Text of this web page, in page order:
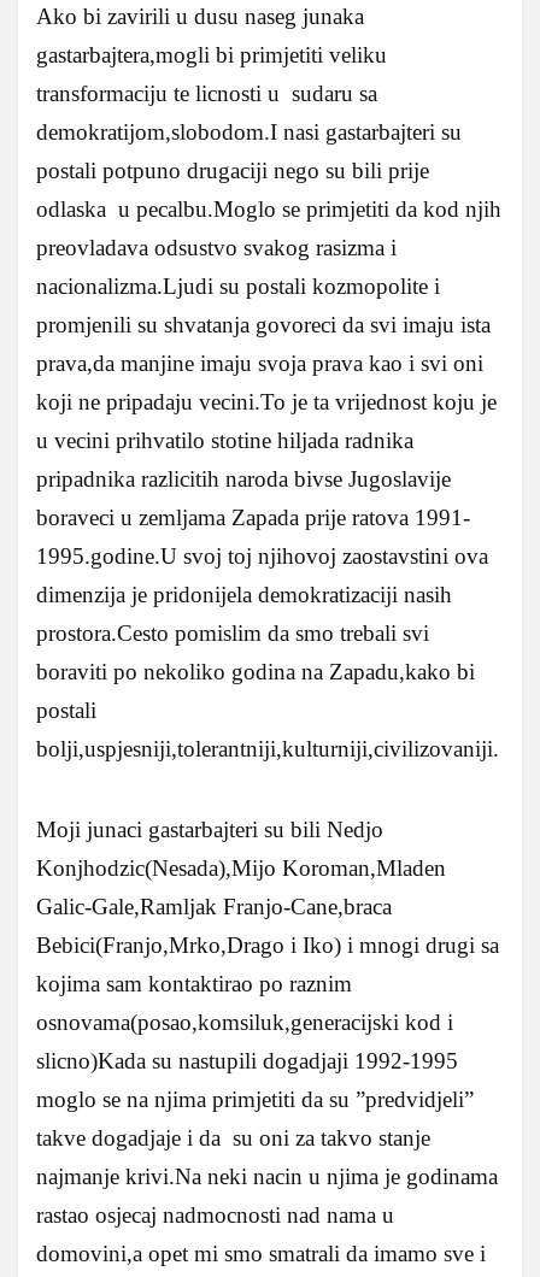
Ako bi zavirili u dusu naseg junaka
gastarbajtera,mogli bi primjetiti veliku
transformaciju te licnosti u sudaru sa
demokratijom,slobodom.I nasi gastarbajteri su
postali potpuno drugaciji nego su bili prije
odlaska u pecalbu.Moglo se primjetiti da kod njih
preovladava odsustvo svakog rasizma i
nacionalizma.Ljudi su postali kozmopolite i
promjenili su shvatanja govoreci da svi imaju ista
prava,da manjine imaju svoja prava kao i svi oni
koji ne pripadaju vecini.To je ta vrijednost koju je
u vecini prihvatilo stotine hiljada radnika
pripadnika razlicitih naroda bivse Jugoslavije
boraveci u zemljama Zapada prije ratova 1991-
1995.godine.U svoj toj njihovoj zaostavstini ova
dimenzija je pridonijela demokratizaciji nasih
prostora.Cesto pomislim da smo trebali svi
boraviti po nekoliko godina na Zapadu,kako bi
postali
bolji,uspjesniji,tolerantniji,kulturniji,civilizovaniji.
Moji junaci gastarbajteri su bili Nedjo
Konjhodzic(Nesada),Mijo Koroman,Mladen
Galic-Gale,Ramljak Franjo-Cane,braca
Bebici(Franjo,Mrko,Drago i Iko) i mnogi drugi sa
kojima sam kontaktirao po raznim
osnovama(posao,komsiluk,generacijski kod i
slicno)Kada su nastupili dogadjaji 1992-1995
moglo se na njima primjetiti da su ”predvidjeli”
takve dogadjaje i da su oni za takvo stanje
najmanje krivi.Na neki nacin u njima je godinama
rastao osjecaj nadmocnosti nad nama u
domovini,a opet mi smo smatrali da imamo sve i